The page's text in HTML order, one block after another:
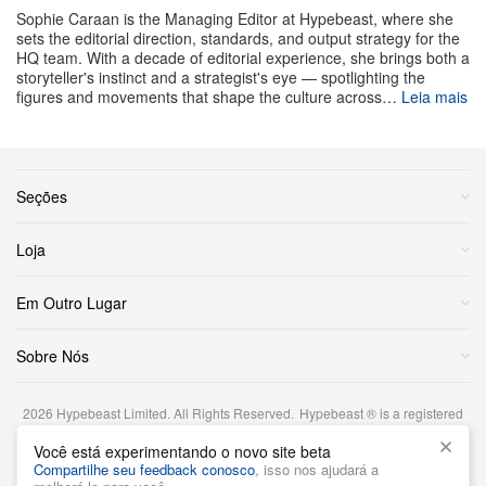
trás dos tecidos, é preciso dedicar um pouco mais de
tempo. “Em vez de explicar tudo de cara, ela é
construída em camadas.”
designer para participar da nossa edição mais recente
de “Essentials”, em que ele compartilha seus
bastidores sobre a XLIM.
Relógio vintage Cartier Tank Must de
Vermeil Black Onyx Dial GM
Sophie Caraan is the Managing Editor at Hypebeast, where she
sets the editorial direction, standards, and output strategy for the
HQ team. With a decade of editorial experience, she brings both a
storyteller's instinct and a strategist's eye — spotlighting the
figures and movements that shape the culture across… Leia mais
Seções
Loja
Em Outro Lugar
Sobre Nós
2026 Hypebeast Limited. All Rights Reserved. Hypebeast ® is a registered
Termos e Condições | Política de Privacidade |
Aviso de investimento
Você está experimentando o novo site beta
Compartilhe seu feedback conosco, isso nos ajudará a